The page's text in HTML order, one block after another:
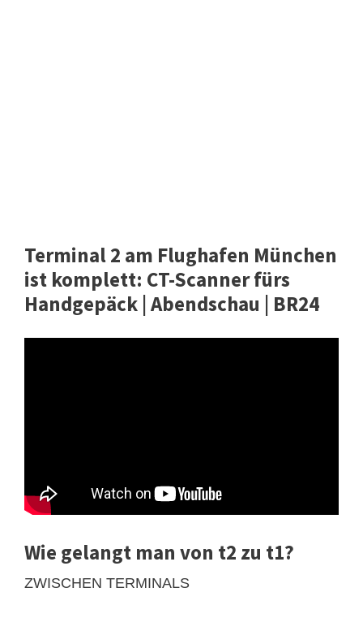
Terminal 2 am Flughafen München
ist komplett: CT-Scanner fürs
Handgepäck | Abendschau | BR24
Wie gelangt man von t2 zu t1?
ZWISCHEN TERMINALS